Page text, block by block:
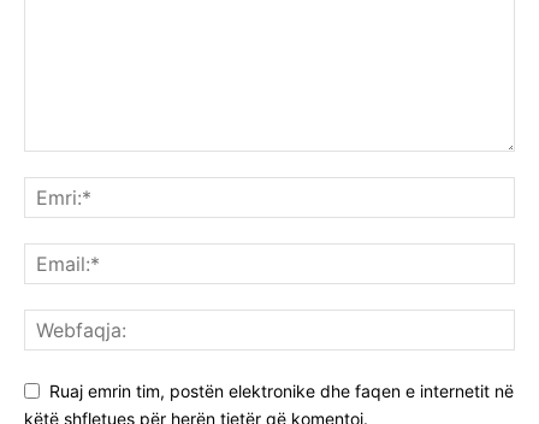
Ruaj emrin tim, postën elektronike dhe faqen e internetit në
këtë shfletues për herën tjetër që komentoj.